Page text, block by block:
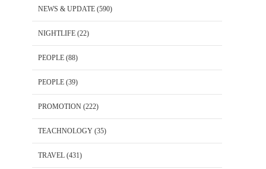
NEWS & UPDATE (590)
NIGHTLIFE (22)
PEOPLE (88)
PEOPLE (39)
PROMOTION (222)
TEACHNOLOGY (35)
TRAVEL (431)